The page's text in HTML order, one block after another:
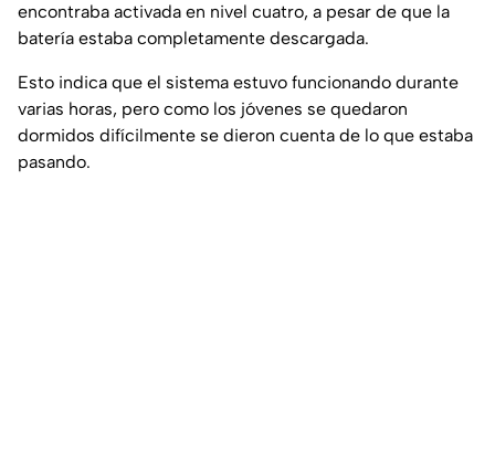
encontraba activada en nivel cuatro, a pesar de que la
batería estaba completamente descargada.
Esto indica que el sistema estuvo funcionando durante
varias horas, pero como los jóvenes se quedaron
dormidos difícilmente se dieron cuenta de lo que estaba
pasando.